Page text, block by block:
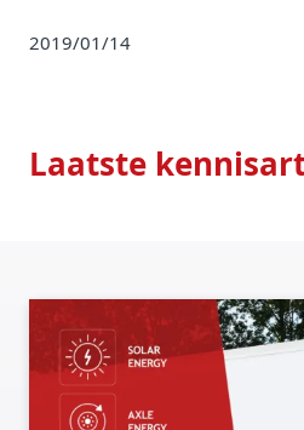
2019/01/14
Laatste